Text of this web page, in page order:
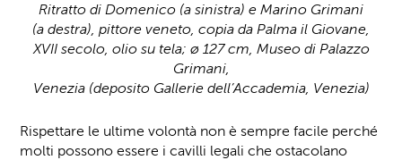
Ritratto di Domenico (a sinistra) e Marino Grimani
(a destra), pittore veneto, copia da Palma il Giovane,
XVII secolo, olio su tela; ø 127 cm, Museo di Palazzo
Grimani,
Venezia (deposito Gallerie dell’Accademia, Venezia)
Rispettare le ultime volontà non è sempre facile perché
molti possono essere i cavilli legali che ostacolano